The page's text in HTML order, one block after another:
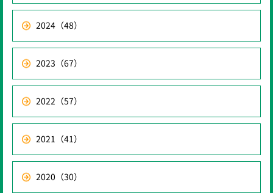
2024 （48）
2023 （67）
2022 （57）
2021 （41）
2020 （30）